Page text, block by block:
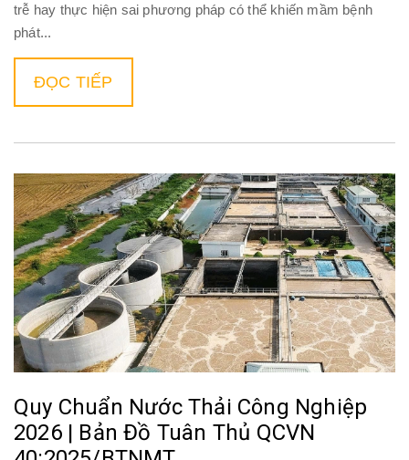
trễ hay thực hiện sai phương pháp có thể khiến mầm bệnh
phát...
ĐỌC TIẾP
Quy Chuẩn Nước Thải Công Nghiệp
2026 | Bản Đồ Tuân Thủ QCVN